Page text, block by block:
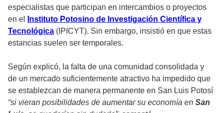
especialistas que participan en intercambios o proyectos
en el
Instituto Potosino de Investigación Científica y
Tecnológica (IPICYT). Sin embargo, insistió en que estas
estancias suelen ser temporales.
Según explicó, la falta de una comunidad consolidada y
de un mercado suficientemente atractivo ha impedido que
se establezcan de manera permanente en San Luis Potosí
“si vieran posibilidades de aumentar su economía en San